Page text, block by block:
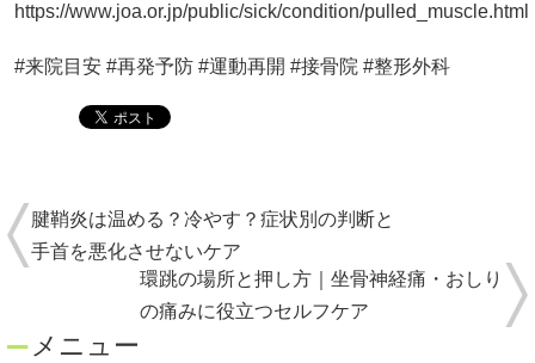
https://www.joa.or.jp/public/sick/condition/pulled_muscle.html
#来院目安 #再発予防 #運動再開 #接骨院 #整形外科
腱鞘炎は温める？冷やす？症状別の判断と
手首を悪化させないケア
環跳の場所と押し方｜坐骨神経痛・おしり
の痛みに役立つセルフケア
メニュー